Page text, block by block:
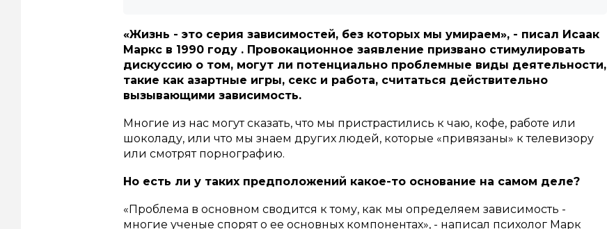
«Жизнь - это серия зависимостей, без которых мы умираем», - писал Исаак
Маркс в 1990 году . Провокационное заявление призвано стимулировать
дискуссию о том, могут ли потенциально проблемные виды деятельности,
такие как азартные игры, секс и работа, считаться действительно
вызывающими зависимость.
Многие из нас могут сказать, что мы пристрастились к чаю, кофе, работе или
шоколаду, или что мы знаем других людей, которые «привязаны» к телевизору
или смотрят порнографию.
Но есть ли у таких предположений какое-то основание на самом деле?
«Проблема в основном сводится к тому, как мы определяем зависимость -
многие ученые спорят о ее основных компонентах», - написал психолог Марк